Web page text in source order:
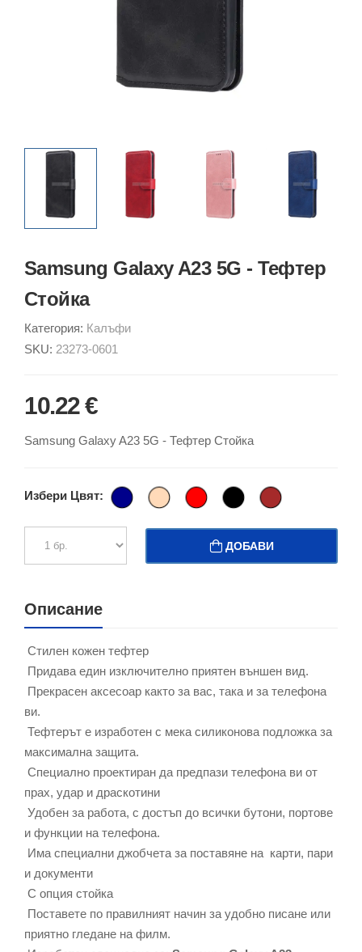
Samsung Galaxy A23 5G - Тефтер
Стойка
Категория: Калъфи
SKU: 23273-0601
10.22 €
Samsung Galaxy A23 5G - Тефтер Стойка
Избери Цвят:
ДОБАВИ
Описание
Стилен кожен тефтер
Придава един изключително приятен външен вид.
Прекрасен аксесоар както за вас, така и за телефона
ви.
Тефтерът е изработен с мека силиконова подложка за
максимална защита.
Специално проектиран да предпази телефона ви от
прах, удар и драскотини
Удобен за работа, с достъп до всички бутони, портове
и функции на телефона.
Има специални джобчета за поставяне на карти, пари
и документи
С опция стойка
Поставете по правилният начин за удобно писане или
приятно гледане на филм.